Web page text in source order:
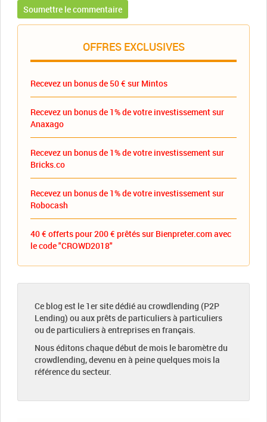
OFFRES EXCLUSIVES
Recevez un bonus de 50 € sur Mintos
Recevez un bonus de 1% de votre investissement sur
Anaxago
Recevez un bonus de 1% de votre investissement sur
Bricks.co
Recevez un bonus de 1% de votre investissement sur
Robocash
40 € offerts pour 200 € prêtés sur Bienpreter.com avec
le code "CROWD2018"
Ce blog est le 1er site dédié au crowdlending (P2P
Lending) ou aux prêts de particuliers à particuliers
ou de particuliers à entreprises en français.
Nous éditons chaque début de mois le baromètre du
crowdlending, devenu en à peine quelques mois la
référence du secteur.